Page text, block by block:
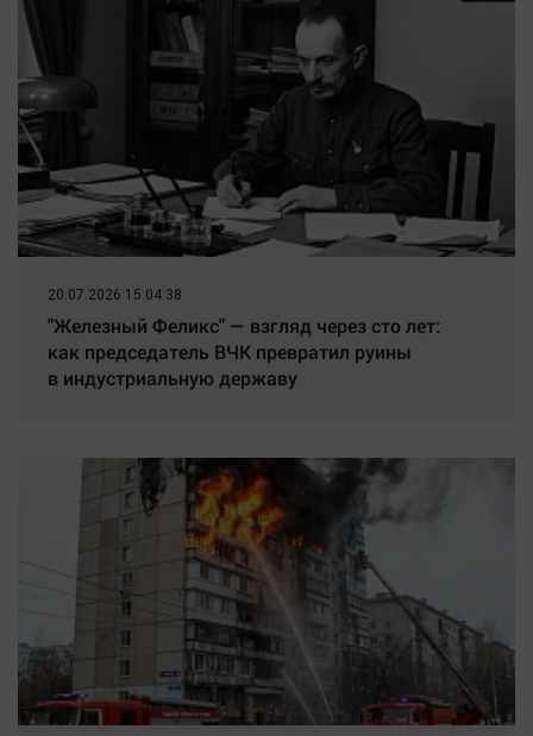
20.07.2026 15:04:38
"Железный Феликс" — взгляд через сто лет:
как председатель ВЧК превратил руины
в индустриальную державу